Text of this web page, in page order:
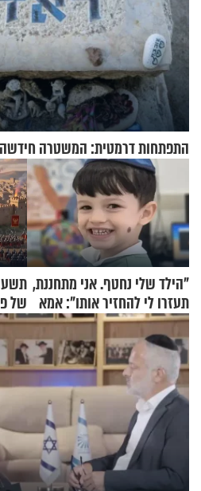
התפתחות דרמטית: המשטרה
"הילד שלי נחטף. אני מתחננת,
תעזרו לי להחזיר אותו": אמא
של יובל בן ה-4 בריאיון דומע
של